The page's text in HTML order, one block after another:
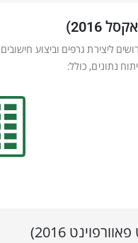
נתונים, כולל: